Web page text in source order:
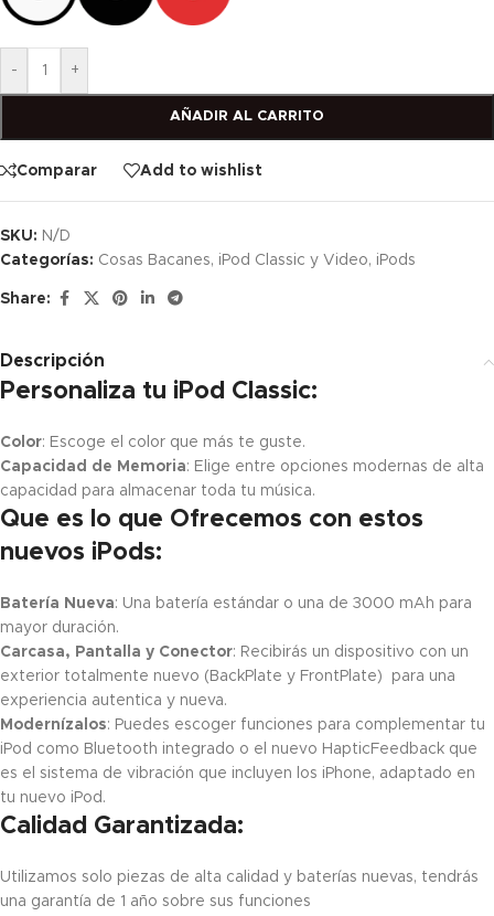
- +
AÑADIR AL CARRITO
Comparar Add to wishlist
SKU: N/D
Categorías: Cosas Bacanes, iPod Classic y Video, iPods
Share:
Descripción
Personaliza tu iPod Classic:
Color: Escoge el color que más te guste.
Capacidad de Memoria: Elige entre opciones modernas de alta
capacidad para almacenar toda tu música.
Que es lo que Ofrecemos con estos
nuevos iPods:
Batería Nueva: Una batería estándar o una de 3000 mAh para
mayor duración.
Carcasa, Pantalla y Conector: Recibirás un dispositivo con un
exterior totalmente nuevo (BackPlate y FrontPlate) para una
experiencia autentica y nueva.
Modernízalos: Puedes escoger funciones para complementar tu
iPod como Bluetooth integrado o el nuevo HapticFeedback que
es el sistema de vibración que incluyen los iPhone, adaptado en
tu nuevo iPod.
Calidad Garantizada:
Utilizamos solo piezas de alta calidad y baterías nuevas, tendrás
una garantía de 1 año sobre sus funciones